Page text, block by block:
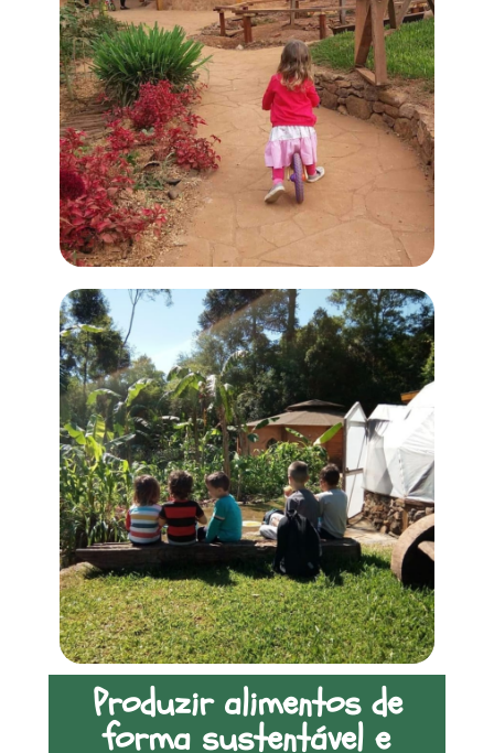
Produzir alimentos de
forma sustentável e